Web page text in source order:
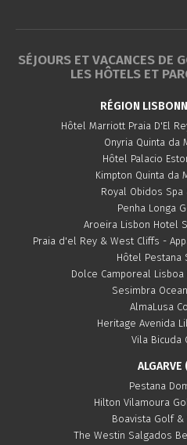
SÉJOURS ET VACANCES DE
LES HÔTELS ET
RÉGION
Hôtel Marriott Praia D'El
Onyria Quinta da
Hôtel Palacio
Kimpton Quinta da
Royal Obidos
Penha Longa
Aroeira Lisbon Hotel
Praia d'el Rey & West Cliffs -
Hôtel Pestana
Dolce Camporeal
Sesimbra
AlmaLusa
Heritage Avenida
Vila Bicuda
ALGARVE
Pestana
Hilton Vilamoura
Boavista Golf &
The Westin Salgados